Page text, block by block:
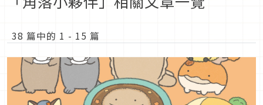
38 篇中的 1 - 15 篇